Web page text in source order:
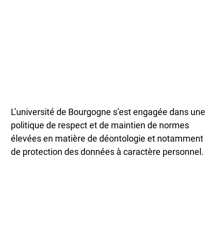
L’université de Bourgogne s’est engagée dans une
politique de respect et de maintien de normes
élevées en matière de déontologie et notamment
de protection des données à caractère personnel.